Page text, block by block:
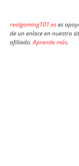
realgaming101.eses
de un enlace en nuestro
afiliado.Aprende más.